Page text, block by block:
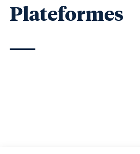
Plateformes